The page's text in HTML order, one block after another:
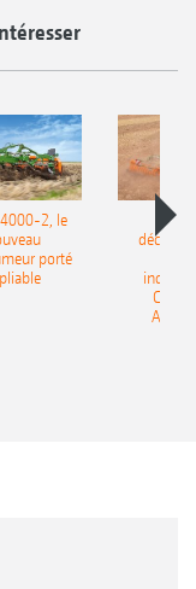
2, le
porté